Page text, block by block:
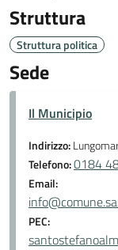
Struttura
Struttura politica
Sede
Il Municipio
Indirizzo:
Telefono:0184
Email:
PEC: